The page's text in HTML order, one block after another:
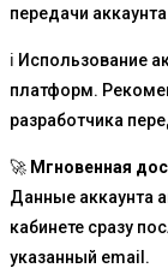
передачи аккаунта
ℹ️ Использование
платформ.
разработчика
🚀 Мгновенная
Данные аккаунта
кабинете сразу
указанный email.